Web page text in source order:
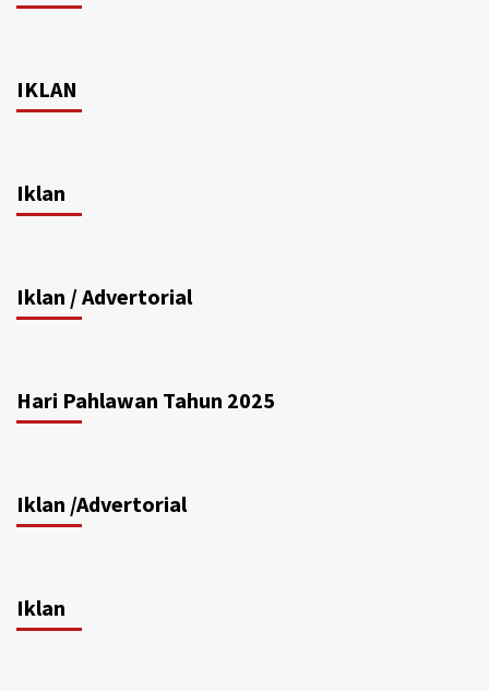
IKLAN
Iklan
Iklan / Advertorial
Hari Pahlawan Tahun 2025
Iklan /Advertorial
Iklan